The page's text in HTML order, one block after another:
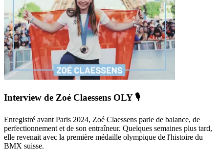
Interview de Zoé Claessens OLY 🎙️
Enregistré avant Paris 2024, Zoé Claessens parle de balance, de
perfectionnement et de son entraîneur. Quelques semaines plus tard,
elle revenait avec la première médaille olympique de l'histoire du
BMX suisse.